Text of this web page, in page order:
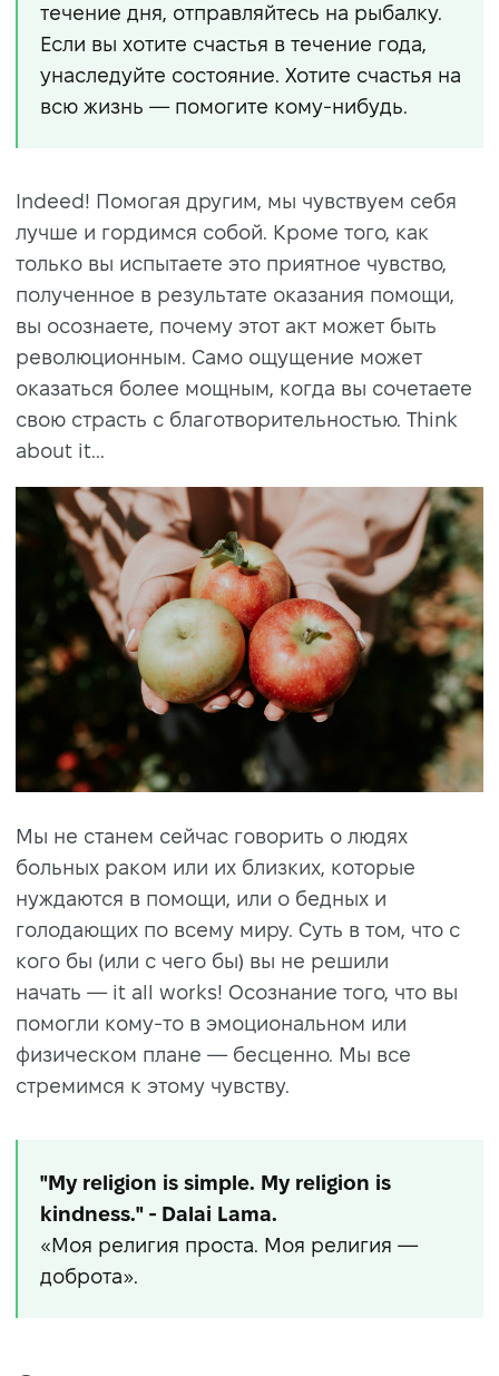
течение дня, отправляйтесь на рыбалку.
Если вы хотите счастья в течение года,
унаследуйте состояние. Хотите счастья на
всю жизнь — помогите кому-нибудь.
Indeed! Помогая другим, мы чувствуем себя
лучше и гордимся собой. Кроме того, как
только вы испытаете это приятное чувство,
полученное в результате оказания помощи,
вы осознаете, почему этот акт может быть
революционным. Само ощущение может
оказаться более мощным, когда вы сочетаете
свою страсть с благотворительностью. Think
about it...
Мы не станем сейчас говорить о людях
больных раком или их близких, которые
нуждаются в помощи, или о бедных и
голодающих по всему миру. Суть в том, что с
кого бы (или с чего бы) вы не решили
начать — it all works! Осознание того, что вы
помогли кому-то в эмоциональном или
физическом плане — бесценно. Мы все
стремимся к этому чувству.
"My religion is simple. My religion is
kindness." - Dalai Lama.
«Моя религия проста. Моя религия —
доброта».